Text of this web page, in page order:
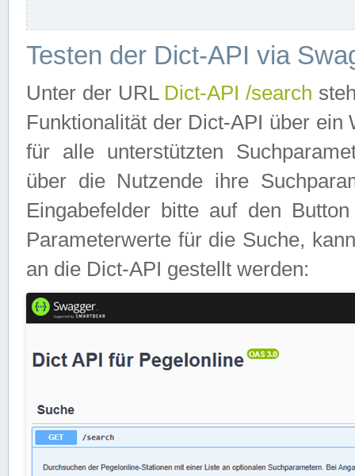
Testen der Dict-API via
Unter der URL Dict-API /search
Funktionalität der Dict-API über
für alle unterstützten
über die Nutzende ihre
Eingabefelder bitte auf den
Parameterwerte für die Suche,
an die Dict-API gestellt werden: